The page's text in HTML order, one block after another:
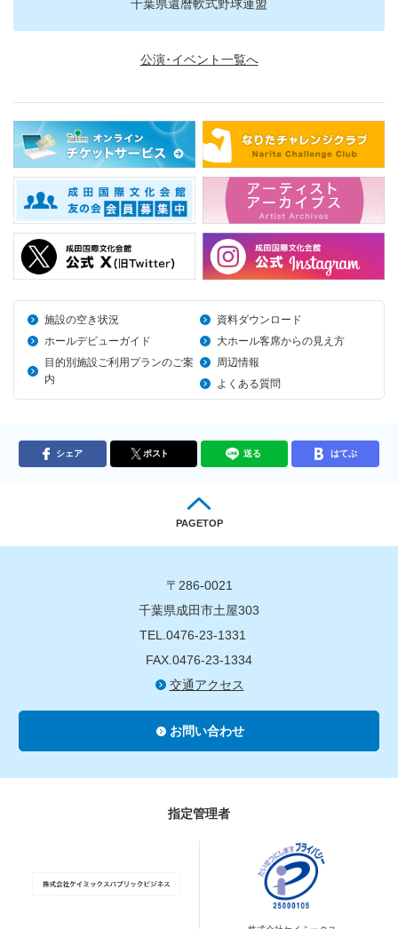
千葉県還暦軟式野球連盟
公演･イベント一覧へ
施設の空き状況
資料ダウンロード
ホールデビューガイド
大ホール客席からの見え方
目的別施設ご利用プランのご案
内
周辺情報
よくある質問
シェア ポスト 送る はてぶ
PAGETOP
〒286-0021
千葉県成田市土屋303
TEL.0476-23-1331
FAX.0476-23-1334
交通アクセス
お問い合わせ
指定管理者